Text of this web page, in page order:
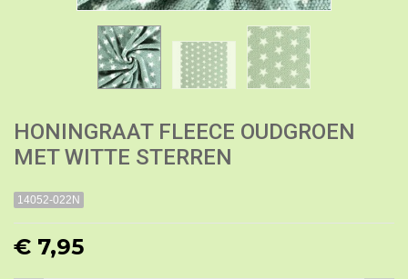
HONINGRAAT FLEECE OUDGROEN
MET WITTE STERREN
14052-022N
€ 7,95